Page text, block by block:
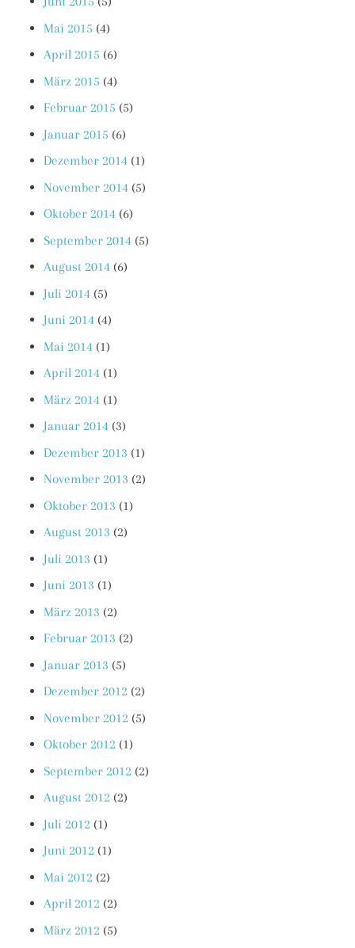
Mai 2015 (4)
April 2015 (6)
März 2015 (4)
Februar 2015 (5)
Januar 2015 (6)
Dezember 2014 (1)
November 2014 (5)
Oktober 2014 (6)
September 2014 (5)
August 2014 (6)
Juli 2014 (5)
Juni 2014 (4)
Mai 2014 (1)
April 2014 (1)
März 2014 (1)
Januar 2014 (3)
Dezember 2013 (1)
November 2013 (2)
Oktober 2013 (1)
August 2013 (2)
Juli 2013 (1)
Juni 2013 (1)
März 2013 (2)
Februar 2013 (2)
Januar 2013 (5)
Dezember 2012 (2)
November 2012 (5)
Oktober 2012 (1)
September 2012 (2)
August 2012 (2)
Juli 2012 (1)
Juni 2012 (1)
Mai 2012 (2)
April 2012 (2)
März 2012 (5)